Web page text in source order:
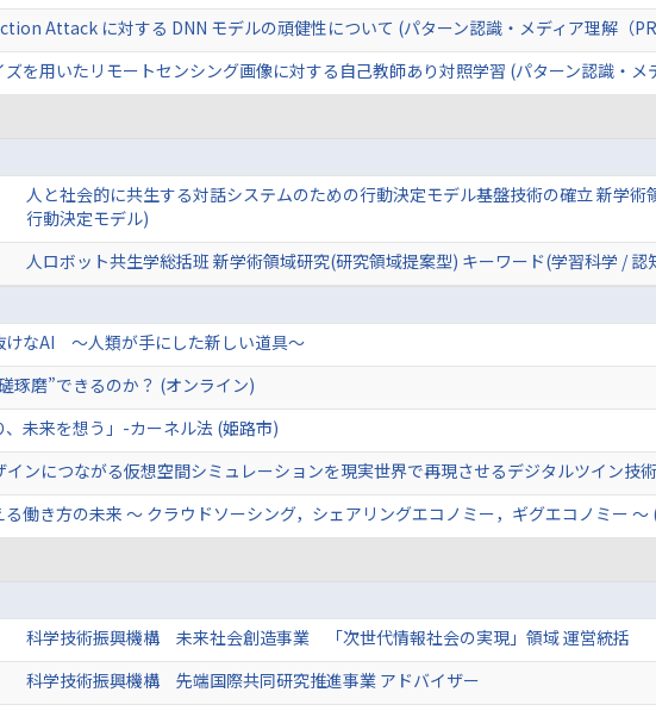
Attack に対する DNN モデルの頑健性について (パターン認識・メディア理解（
ズを用いたリモートセンシング画像に対する自己教師あり対照学習 (パターン認識・メ
人と社会的に共生する対話システムのための行動決定モデル基盤技術の確立 新学
行動決定モデル)
人ロボット共生学総括班 新学術領域研究(研究領域提案型) キーワード(学習科学 /
けなAI ～人類が手にした新しい道具～
琢磨”できるのか？ (オンライン)
、未来を想う」-カーネル法 (姫路市)
インにつながる仮想空間シミュレーションを現実世界で再現させるデジタルツイン技
働き方の未来 〜 クラウドソーシング，シェアリングエコノミー，ギグエコノミー 〜
科学技術振興機構 未来社会創造事業 「次世代情報社会の実現」領域 運営統括
科学技術振興機構 先端国際共同研究推進事業 アドバイザー